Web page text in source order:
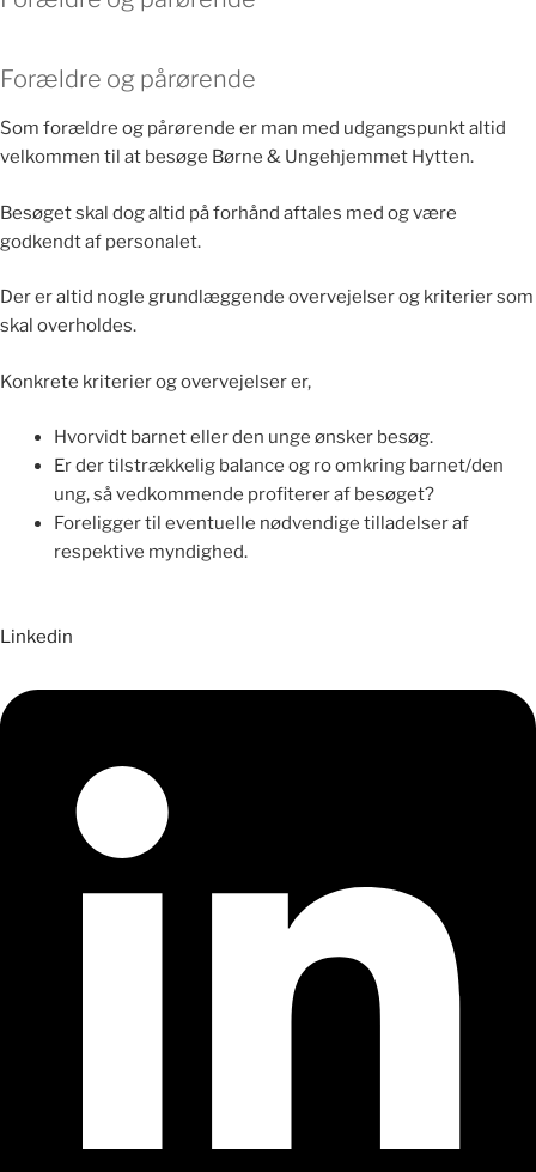
Forældre og pårørende
Som forældre og pårørende er man med udgangspunkt altid
velkommen til at besøge Børne & Ungehjemmet Hytten.
Besøget skal dog altid på forhånd aftales med og være
godkendt af personalet.
Der er altid nogle grundlæggende overvejelser og kriterier som
skal overholdes.
Konkrete kriterier og overvejelser er,
Hvorvidt barnet eller den unge ønsker besøg.
Er der tilstrækkelig balance og ro omkring barnet/den
ung, så vedkommende profiterer af besøget?
Foreligger til eventuelle nødvendige tilladelser af
respektive myndighed.
Linkedin